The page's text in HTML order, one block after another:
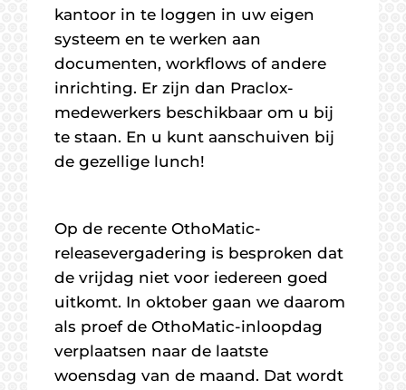
kantoor in te loggen in uw eigen
systeem en te werken aan
documenten, workflows of andere
inrichting. Er zijn dan Praclox-
medewerkers beschikbaar om u bij
te staan. En u kunt aanschuiven bij
de gezellige lunch!
Op de recente OthoMatic-
releasevergadering is besproken dat
de vrijdag niet voor iedereen goed
uitkomt. In oktober gaan we daarom
als proef de OthoMatic-inloopdag
verplaatsen naar de laatste
woensdag van de maand. Dat wordt